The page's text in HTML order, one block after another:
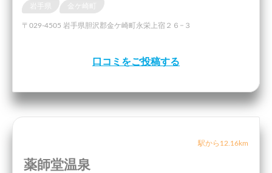
岩手県 金ケ崎町
〒029-4505 岩手県胆沢郡金ケ崎町永栄上宿２６−３
口コミをご投稿する
駅から12.16km
薬師堂温泉